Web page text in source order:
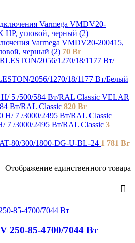
Varmega VMDV20-200415,
черный (2) 70 Br
2056/1270/18/1177 Вт/Белый
VELAR
Вт/RAL Classic 820 Br
7 /3000/2495 Вт/RAL Classic 3
80/300/1800-DG-U-BL-24 1 781 Br
Отображение единственного товара
250-85-4700/7044 Вт